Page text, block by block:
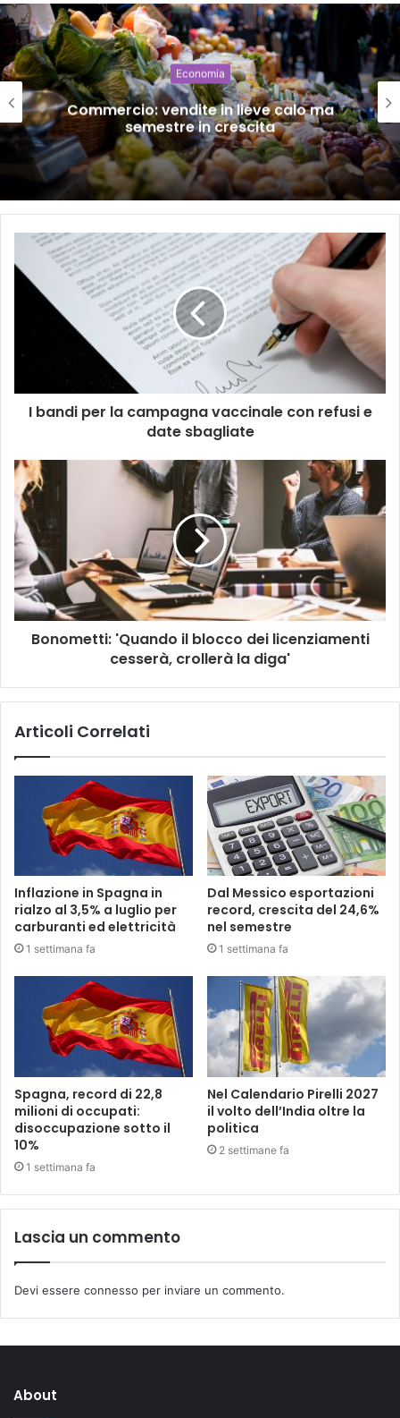
Economia
Commercio: vendite in lieve calo ma
semestre in crescita
I bandi per la campagna vaccinale con refusi e
date sbagliate
Bonometti: 'Quando il blocco dei licenziamenti
cesserà, crollerà la diga'
Articoli Correlati
Inflazione in Spagna in
rialzo al 3,5% a luglio per
carburanti ed elettricità
1 settimana fa
Dal Messico esportazioni
record, crescita del 24,6%
nel semestre
1 settimana fa
Spagna, record di 22,8
milioni di occupati:
disoccupazione sotto il
10%
1 settimana fa
Nel Calendario Pirelli 2027
il volto dell’India oltre la
politica
2 settimane fa
Lascia un commento
Devi essere connesso per inviare un commento.
About